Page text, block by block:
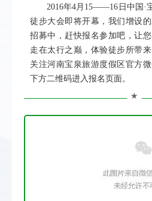
2016年4月15——16日中国·
徒步大会即将开幕，我们增设
招募中，赶快报名参加吧，让
走在太行之巅，体验徒步所带
关注河南宝泉旅游度假区官方
下方二维码进入报名页面。
★